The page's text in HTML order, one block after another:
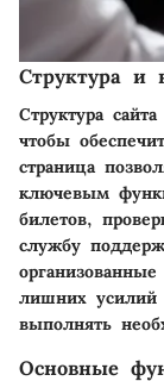
Структура и
Структура
чтобы
страница
ключевым
билетов,
службу
лишних
выполнять
Основные